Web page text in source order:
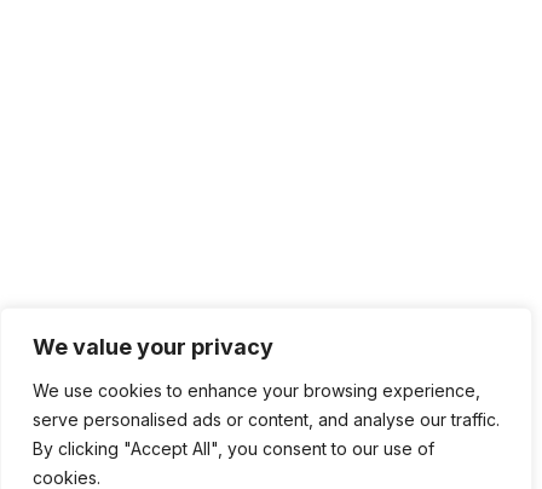
We value your privacy
We use cookies to enhance your browsing experience,
serve personalised ads or content, and analyse our traffic.
By clicking "Accept All", you consent to our use of
cookies.